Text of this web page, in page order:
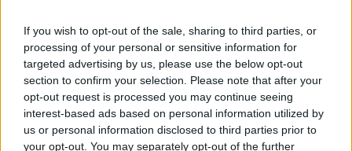
If you wish to opt-out of the sale, sharing to third parties, or
processing of your personal or sensitive information for
targeted advertising by us, please use the below opt-out
section to confirm your selection. Please note that after your
opt-out request is processed you may continue seeing
interest-based ads based on personal information utilized by
us or personal information disclosed to third parties prior to
your opt-out. You may separately opt-out of the further
OFFICIEL Basketball Jersey Archive 5h